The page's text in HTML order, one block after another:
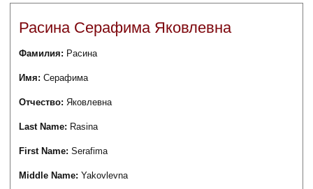
Расина Серафима Яковлевна
Фамилия: Расина
Имя:Серафима
Отчество:Яковлевна
Last Name: Rasina
First Name:Serafima
Middle Name:Yakovlevna